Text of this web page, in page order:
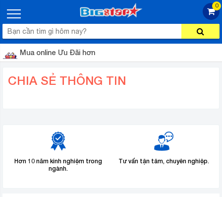
0
Mua online Ưu Đãi hơn
CHIA SẺ THÔNG TIN
Hơn 10 năm kinh nghiệm trong
ngành.
Tư vấn tận tâm, chuyên nghiệp.